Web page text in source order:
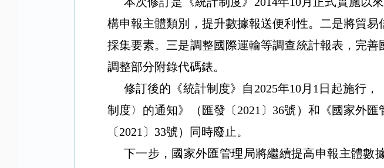
構申報主體類別，提升數據報送便利性。二是將貿
採集要素。三是調整國際運輸等調查統計報表，完
調整部分附錄代碼錶。
修訂後的《統計制度》自2025年10月1日起施行
制度〉的通知》（匯發〔2021〕36號）和《國家外
〔2021〕33號）同時廢止。
下一步，國家外匯管理局將繼續提高申報主體數